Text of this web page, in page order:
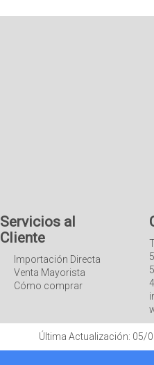
Servicios al
Cliente
Importación Directa
Venta Mayorista
Cómo comprar
Última Actualización: 05/